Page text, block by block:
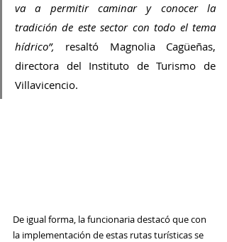
va a permitir caminar y conocer la
tradición de este sector con todo el tema
hídrico”, resaltó Magnolia Cagüeñas,
directora del Instituto de Turismo de
Villavicencio.
De igual forma, la funcionaria destacó que con
la implementación de estas rutas turísticas se